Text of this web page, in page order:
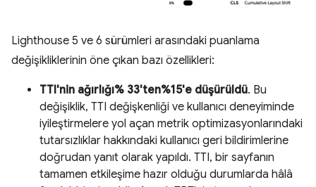
Lighthouse 5 ve 6 sürümleri arasındaki puanlama
değişikliklerinin öne çıkan bazı özellikleri:
TTI'nin ağırlığı% 33'ten%15'e düşürüldü. Bu
değişiklik, TTI değişkenliği ve kullanıcı deneyiminde
iyileştirmelere yol açan metrik optimizasyonlarındaki
tutarsızlıklar hakkındaki kullanıcı geri bildirimlerine
doğrudan yanıt olarak yapıldı. TTI, bir sayfanın
tamamen etkileşime hazır olduğu durumlarda hâlâ